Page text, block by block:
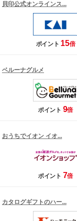
貝印公式オンラインス...
ポイント 15倍
ベルーナグルメ
ポイント 9倍
おうちでイオン イオ...
ポイント 7倍
カタログギフトのハー...